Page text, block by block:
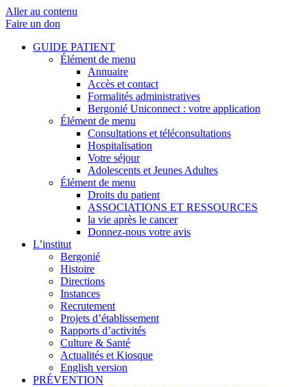
Aller au contenu
Faire un don
GUIDE PATIENT
Élément de menu
Annuaire
Accès et contact
Formalités administratives
Bergonié Uniconnect : votre application
Élément de menu
Consultations et téléconsultations
Hospitalisation
Votre séjour
Adolescents et Jeunes Adultes
Élément de menu
Droits du patient
ASSOCIATIONS ET RESSOURCES
la vie après le cancer
Donnez-nous votre avis
L’institut
Bergonié
Histoire
Directions
Instances
Recrutement
Projets d’établissement
Rapports d’activités
Culture & Santé
Actualités et Kiosque
English version
PRÉVENTION